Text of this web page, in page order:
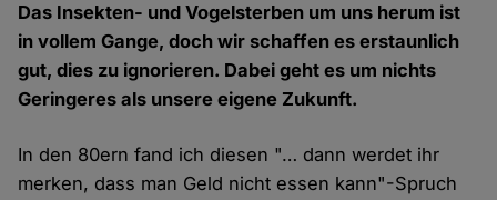
Das Insekten- und Vogelsterben um uns herum ist
in vollem Gange, doch wir schaffen es erstaunlich
gut, dies zu ignorieren. Dabei geht es um nichts
Geringeres als unsere eigene Zukunft.
In den 80ern fand ich diesen "… dann werdet ihr
merken, dass man Geld nicht essen kann"-Spruch